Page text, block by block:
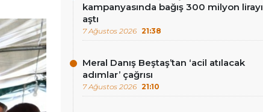
kampanyasında bağış 300 milyon lirayı
aştı
7 Ağustos 2026 21:38
Meral Danış Beştaş’tan ‘acil atılacak
adımlar’ çağrısı
7 Ağustos 2026 21:10